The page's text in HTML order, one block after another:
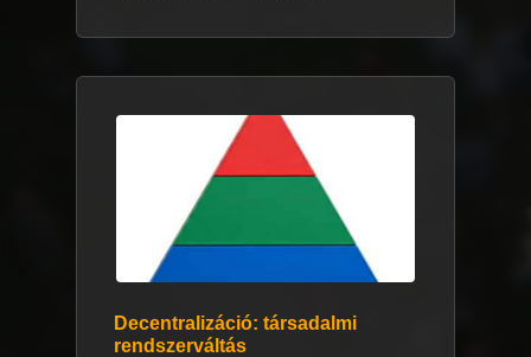
Decentralizáció: társadalmi
rendszerváltás